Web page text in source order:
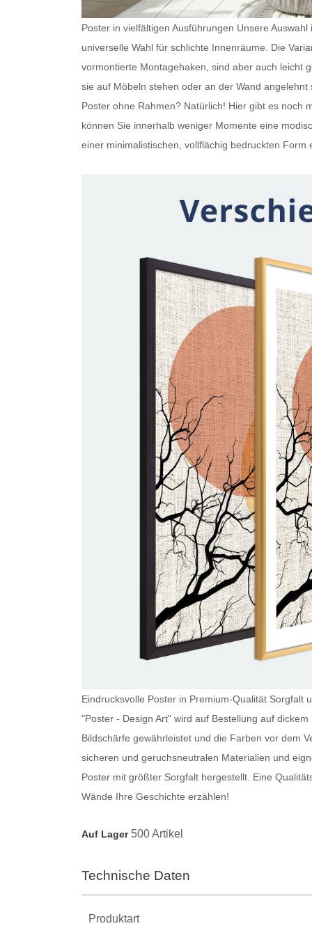
Poster in vielfältigen Ausführungen Unsere
universelle Wahl für schlichte Innenräume. Die
vormontierte Montagehaken, sind aber auch leicht
sie auf Möbeln stehen oder an der Wand
Poster ohne Rahmen? Natürlich! Hier gibt es noch
können Sie innerhalb weniger Momente eine
einer minimalistischen, vollflächig bedruckten Form
Eindrucksvolle Poster in Premium-Qualität Sorgfalt
"Poster - Design Art" wird auf Bestellung auf
Bildschärfe gewährleistet und die Farben vor dem
sicheren und geruchsneutralen Materialien und
Poster mit größter Sorgfalt hergestellt. Eine
Wände Ihre Geschichte erzählen!
Auf Lager 500 Artikel
Technische Daten
Produktart